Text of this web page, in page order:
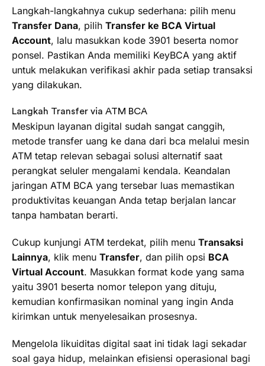
Langkah-langkahnya cukup sederhana: pilih menu
Transfer Dana, pilih Transfer ke BCA Virtual
Account, lalu masukkan kode 3901 beserta nomor
ponsel. Pastikan Anda memiliki KeyBCA yang aktif
untuk melakukan verifikasi akhir pada setiap transaksi
yang dilakukan.
Langkah Transfer via ATM BCA
Meskipun layanan digital sudah sangat canggih,
metode transfer uang ke dana dari bca melalui mesin
ATM tetap relevan sebagai solusi alternatif saat
perangkat seluler mengalami kendala. Keandalan
jaringan ATM BCA yang tersebar luas memastikan
produktivitas keuangan Anda tetap berjalan lancar
tanpa hambatan berarti.
Cukup kunjungi ATM terdekat, pilih menu Transaksi
Lainnya, klik menu Transfer, dan pilih opsi BCA
Virtual Account. Masukkan format kode yang sama
yaitu 3901 beserta nomor telepon yang dituju,
kemudian konfirmasikan nominal yang ingin Anda
kirimkan untuk menyelesaikan prosesnya.
Mengelola likuiditas digital saat ini tidak lagi sekadar
soal gaya hidup, melainkan efisiensi operasional bagi